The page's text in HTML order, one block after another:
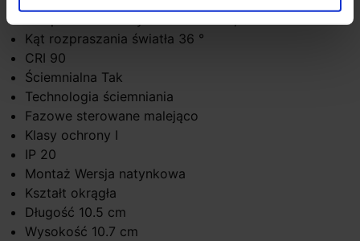
Kąt rozpraszania światła 36 °
CRI 90
Ściemnialna Tak
Technologia ściemniania
Fazowe sterowane malejąco
Klasy ochrony I
IP 20
Montaż Wersja natynkowa
Kształt okrągła
Długość 10.5 cm
Wysokość 10.7 cm